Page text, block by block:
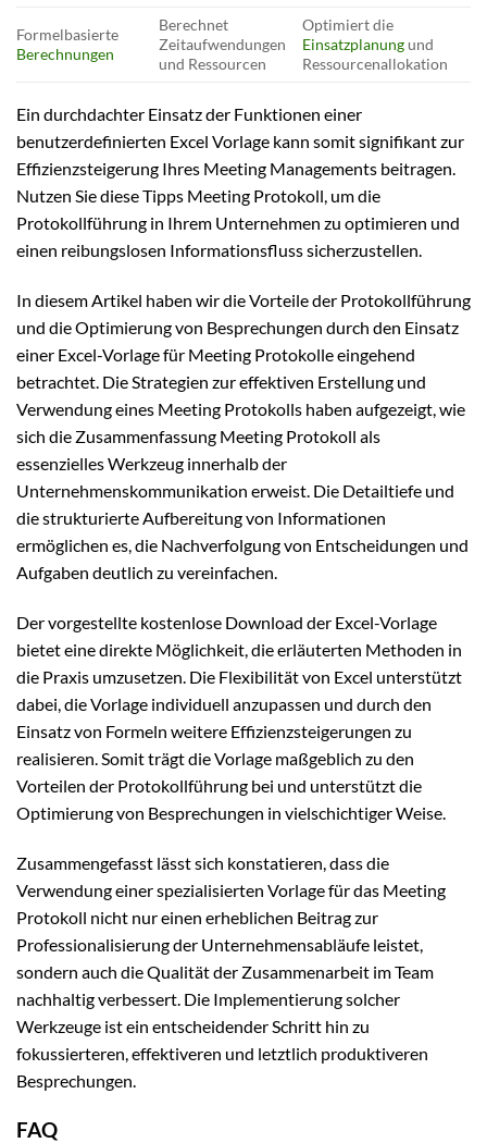
Formelbasierte
Berechnungen
Berechnet
Zeitaufwendungen
und Ressourcen
Optimiert die
Einsatzplanung und
Ressourcenallokation
Ein durchdachter Einsatz der Funktionen einer
benutzerdefinierten Excel Vorlage kann somit signifikant zur
Effizienzsteigerung Ihres Meeting Managements beitragen.
Nutzen Sie diese Tipps Meeting Protokoll, um die
Protokollführung in Ihrem Unternehmen zu optimieren und
einen reibungslosen Informationsfluss sicherzustellen.
In diesem Artikel haben wir die Vorteile der Protokollführung
und die Optimierung von Besprechungen durch den Einsatz
einer Excel-Vorlage für Meeting Protokolle eingehend
betrachtet. Die Strategien zur effektiven Erstellung und
Verwendung eines Meeting Protokolls haben aufgezeigt, wie
sich die Zusammenfassung Meeting Protokoll als
essenzielles Werkzeug innerhalb der
Unternehmenskommunikation erweist. Die Detailtiefe und
die strukturierte Aufbereitung von Informationen
ermöglichen es, die Nachverfolgung von Entscheidungen und
Aufgaben deutlich zu vereinfachen.
Der vorgestellte kostenlose Download der Excel-Vorlage
bietet eine direkte Möglichkeit, die erläuterten Methoden in
die Praxis umzusetzen. Die Flexibilität von Excel unterstützt
dabei, die Vorlage individuell anzupassen und durch den
Einsatz von Formeln weitere Effizienzsteigerungen zu
realisieren. Somit trägt die Vorlage maßgeblich zu den
Vorteilen der Protokollführung bei und unterstützt die
Optimierung von Besprechungen in vielschichtiger Weise.
Zusammengefasst lässt sich konstatieren, dass die
Verwendung einer spezialisierten Vorlage für das Meeting
Protokoll nicht nur einen erheblichen Beitrag zur
Professionalisierung der Unternehmensabläufe leistet,
sondern auch die Qualität der Zusammenarbeit im Team
nachhaltig verbessert. Die Implementierung solcher
Werkzeuge ist ein entscheidender Schritt hin zu
fokussierteren, effektiveren und letztlich produktiveren
Besprechungen.
FAQ